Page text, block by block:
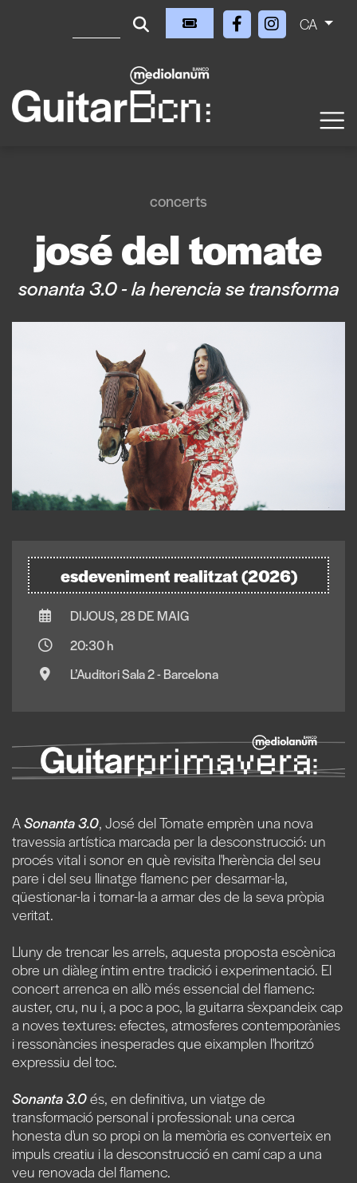
CA
concerts
josé del tomate
sonanta 3.0 - la herencia se transforma
esdeveniment realitzat (2026)
DIJOUS, 28 DE MAIG
20:30 h
L’Auditori Sala 2 - Barcelona
ASonanta 3.0, José del Tomate emprèn una nova
travessia artística marcada per la desconstrucció: un
procés vital i sonor en què revisita l'herència del seu
pare i del seu llinatge flamenc per desarmar-la,
qüestionar-la i tornar-la a armar des de la seva pròpia
veritat.
Lluny de trencar les arrels, aquesta proposta escènica
obre un diàleg íntim entre tradició i experimentació. El
concert arrenca en allò més essencial del flamenc:
auster, cru, nu i, a poc a poc, la guitarra s'expandeix cap
a noves textures: efectes, atmosferes contemporànies
i ressonàncies inesperades que eixamplen l'horitzó
expressiu del toc.
Sonanta 3.0és, en definitiva, un viatge de
transformació personal i professional: una cerca
honesta d'un so propi on la memòria es converteix en
impuls creatiu i la desconstrucció en camí cap a una
veu renovada del flamenc.